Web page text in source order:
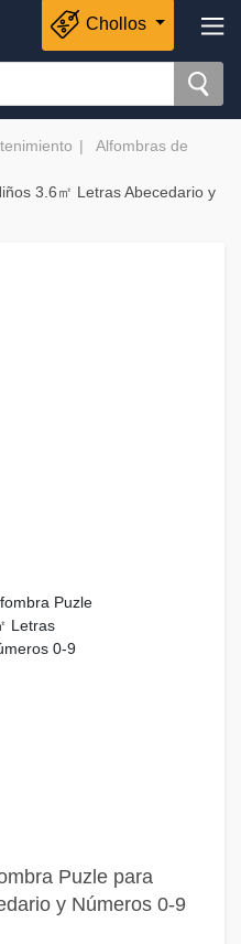
Chollos
Alfombras de
3.6㎡ Letras Abecedario y
Puzle para
y Números 0-9